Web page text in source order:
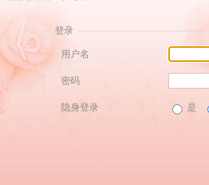
登录
用户名
密码
隐身登录 是